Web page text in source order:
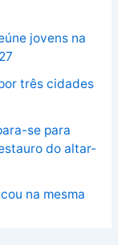
jovens na
três cidades
se para
do altar-
na mesma